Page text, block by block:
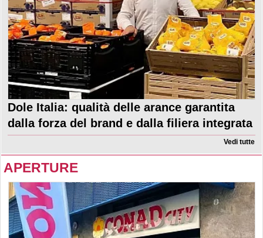
Dole Italia: qualità delle arance garantita
dalla forza del brand e dalla filiera integrata
Vedi tutte
APERTURE